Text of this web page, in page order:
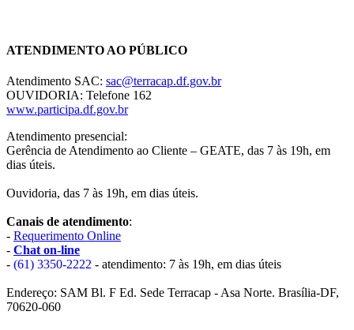
ATENDIMENTO AO PÚBLICO
Atendimento SAC: sac@terracap.df.gov.br
OUVIDORIA: Telefone 162
www.participa.df.gov.br
Atendimento presencial:
Gerência de Atendimento ao Cliente – GEATE, das 7 às 19h, em
dias úteis.
Ouvidoria, das 7 às 19h, em dias úteis.
Canais de atendimento:
- Requerimento Online
- Chat on-line
- (61) 3350-2222 - atendimento: 7 às 19h, em dias úteis
Endereço: SAM Bl. F Ed. Sede Terracap - Asa Norte. Brasília-DF,
70620-060